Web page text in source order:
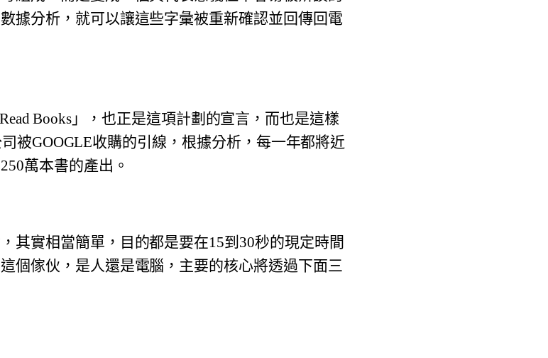
據分析， 就可以讓這些字彙被重新確認並回傳回電
Books」，也正是這項計劃的宣言，而也是這樣
被GOOGLE收購的引線， 根據分析，每一年都將近
萬本書的產出。
其實相當簡單， 目的都是要在15到30秒的現定時間
個傢伙，是人還是電腦， 主要的核心將透過下面三